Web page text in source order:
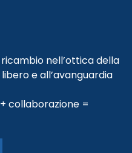
nell’ottica della
e all’avanguardia
collaborazione =